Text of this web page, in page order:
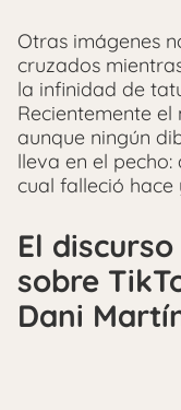
Otras imágenes
cruzados
la infinidad de
Recientemente
aunque ningún
lleva en el
cual falleció hace
El
sobre
Dani